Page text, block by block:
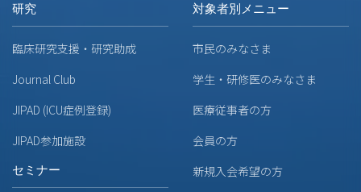
研究
臨床研究支援・研究助成
Journal Club
JIPAD (ICU症例登録)
JIPAD参加施設
セミナー
対象者別メニュー
市民のみなさま
学生・研修医のみなさま
医療従事者の方
会員の方
新規入会希望の方